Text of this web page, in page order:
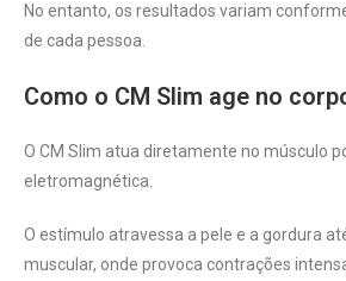
No entanto, os resultados variam
de cada pessoa.
Como o CM Slim age no
O CM Slim atua diretamente no músculo
eletromagnética.
O estímulo atravessa a pele e a gordura
muscular, onde provoca contrações